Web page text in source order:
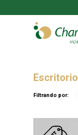
Filtrando por: